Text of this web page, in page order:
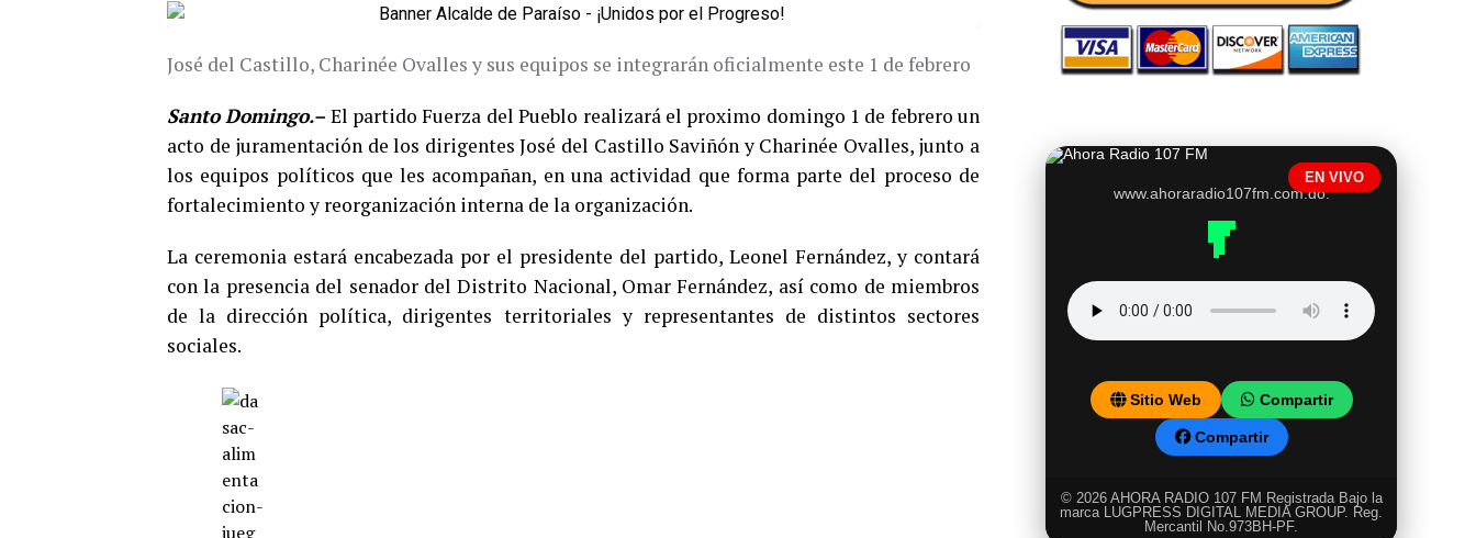
José del Castillo, Charinée Ovalles y sus equipos se integrarán oficialmente este 1 de febrero
Santo Domingo.– El partido Fuerza del Pueblo realizará el proximo domingo 1 de febrero un
acto de juramentación de los dirigentes José del Castillo Saviñón y Charinée Ovalles, junto a
los equipos políticos que les acompañan, en una actividad que forma parte del proceso de
fortalecimiento y reorganización interna de la organización.
La ceremonia estará encabezada por el presidente del partido, Leonel Fernández, y contará
con la presencia del senador del Distrito Nacional, Omar Fernández, así como de miembros
de la dirección política, dirigentes territoriales y representantes de distintos sectores
sociales.
EN VIVO
www.ahoraradio107fm.com.do.
Sitio Web Compartir
Compartir
© 2026 AHORA RADIO 107 FM Registrada Bajo la
marca LUGPRESS DIGITAL MEDIA GROUP. Reg.
Mercantil No.973BH-PF.